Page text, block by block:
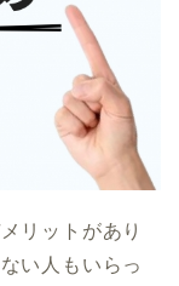
リットがあり
い人もいらっ